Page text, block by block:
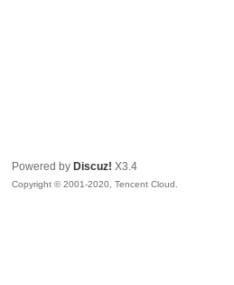
Powered by Discuz! X3.4
Copyright © 2001-2020, Tencent Cloud.